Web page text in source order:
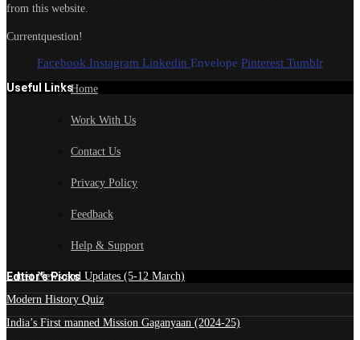
from this website.
Currentquestion!
Facebook Instagram Linkedin Envelope Pinterest Tumblr
Useful LinksHome
Work With Us
Contact Us
Privacy Policy
Feedback
Help & Support
Edtior's Picks
Latest News and Updates (5-12 March)
Modern History Quiz
India’s First manned Mission Gaganyaan (2024-25)